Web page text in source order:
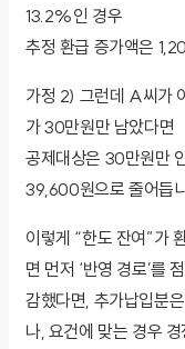
13.2%인 경우
추정 환급 증가액은
가정 2) 그런데 A씨가
가 30만원만 남았다면
공제대상은 30만원만
39,600원으로 줄어듭
이렇게 “한도 잔여”가
면 먼저 ‘반영 경로’를
감했다면, 추가납입분
나, 요건에 맞는 경우